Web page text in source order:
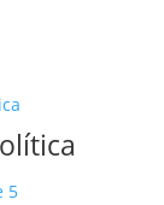
5